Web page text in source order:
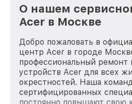
О нашем
Acer в Москве
Добро пожаловать в
центр Acer в городе
профессиональный ремонт
устройств Acer для всех
окрестностей. Наша
сертифицированных